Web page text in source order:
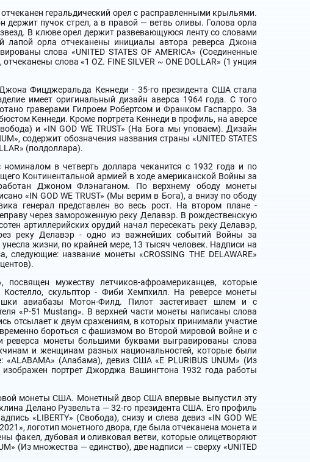
геральдический орел с расправленными крыльями.
держит пучок стрел, а в правой — ветвь оливы. Голова орла
В клюве орел держит развевающуюся ленту со словами
лапой орла отчеканены инициалы автора реверса Джона
слова «UNITED STATES OF AMERICA» (Соединенные
слова «1 OZ. FINE SILVER ~ ONE DOLLAR» (1 унция
Фицджеральда Кеннеди - 35-го президента США стала
имеет оригинальный дизайн аверса 1964 года. С того
граверами Гилроем Робертсом и Франком Гаспарро. За
Кеннеди. Кроме портрета Кеннеди в профиль, на аверсе
и «IN GOD WE TRUST» (На Бога мы уповаем). Дизайн
содержит обозначения названия страны «UNITED STATES
(полдоллара).
в четверть доллара чеканится с 1932 года и по
Континентальной армией в ходе американской Войны за
Джоном Флэнаганом. По верхнему ободу монеты
«IN GOD WE TRUST» (Мы верим в Бога), а внизу по ободу
генерал представлен во весь рост. На втором плане -
через замороженную реку Делавэр. В рождественскую
артиллерийских орудий начал пересекать реку Делавэр,
реку Делавэр - одно из важнейших событий Войны за
жизни, по крайней мере, 13 тысяч человек. Надписи на
название монеты «CROSSING THE DELAWARE»
мужеству летчиков-афроамериканцев, которые
скульптор - Фиби Хемпхилл. На реверсе монеты
авиабазы Мотон-Филд. Пилот застегивает шлем и с
«P-51 Mustang». В верхней части монеты написаны слова
отсылает к двум сражениям, в которых принимали участие
бороться с фашизмом во Второй мировой войне и с
реверса монеты большими буквами выгравированы слова
и женщинам разных национальностей, которые были
(Алабама), девиз США «E PLURIBUS UNUM» (Из
портрет Джорджа Вашингтона 1932 года работы
монеты США. Монетный двор США впервые выпустил эту
Делано Рузвельта — 32-го президента США. Его профиль
«LIBERTY» (Свобода), снизу и слева девиз «IN GOD WE
логотип монетного двора, где была отчеканена монета и
факел, дубовая и оливковая ветви, которые олицетворяют
(Из множества — единство), две надписи — сверху «UNITED